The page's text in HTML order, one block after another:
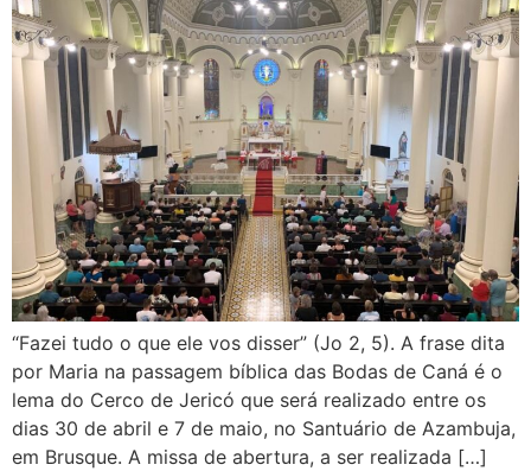
“Fazei tudo o que ele vos disser” (Jo 2, 5). A frase dita
por Maria na passagem bíblica das Bodas de Caná é o
lema do Cerco de Jericó que será realizado entre os
dias 30 de abril e 7 de maio, no Santuário de Azambuja,
em Brusque. A missa de abertura, a ser realizada […]